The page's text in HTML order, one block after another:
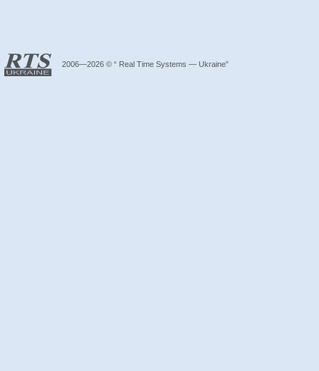
2006—2026 © “ Real Time Systems — Ukraine”